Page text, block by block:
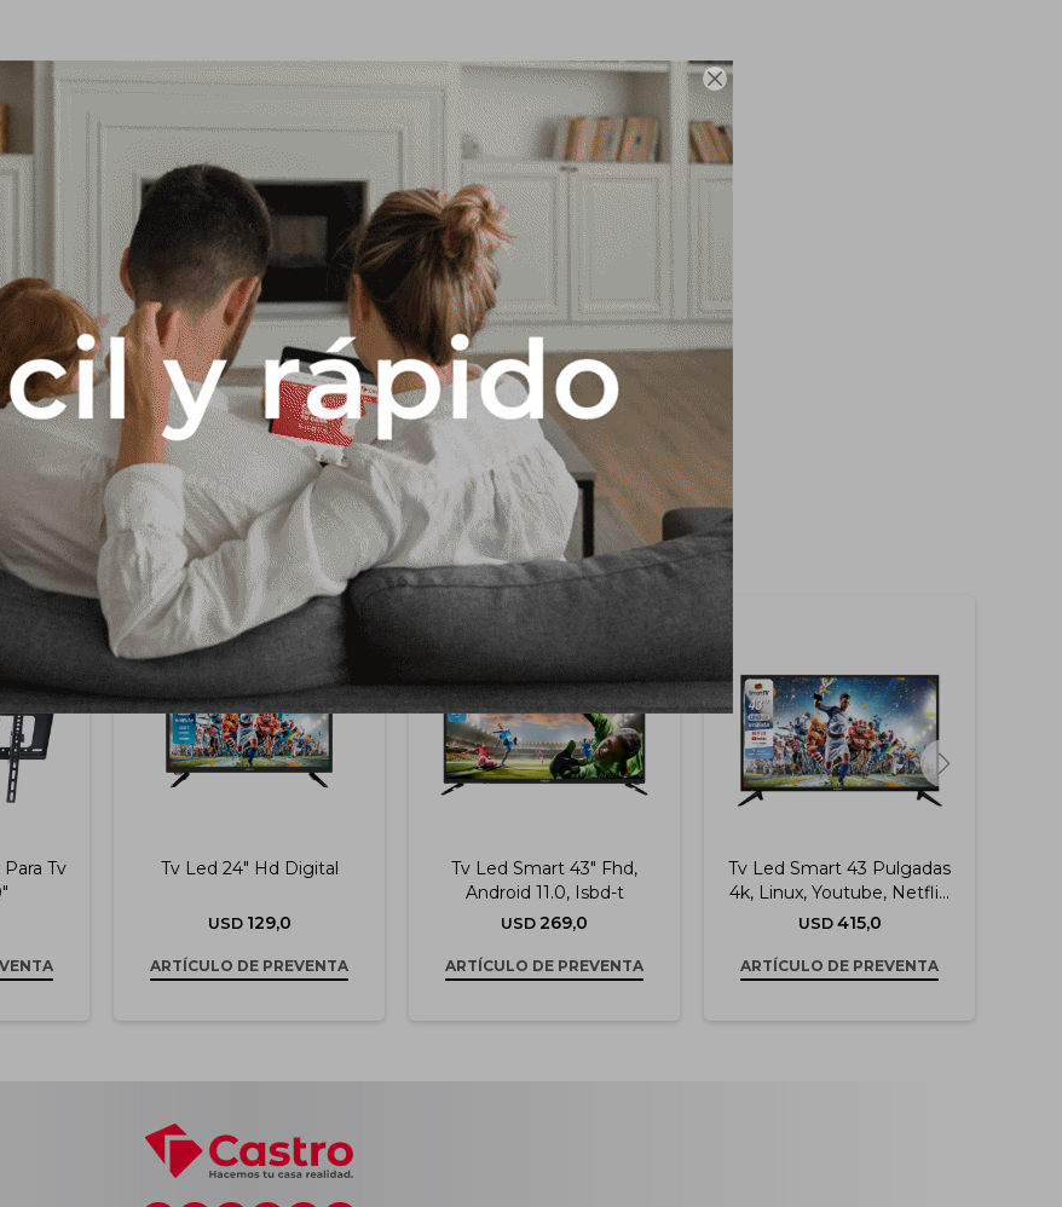

Descripción
INMEDIATO *CONFIRMAR STOCK DE PRODUCTO *CONSULTE FECHA DE
Resolución: 1.920 x 1.080 pixeles Sintonizador digital ISDB-T Wi-Fi incorporado
a Netflix, Youtube, Facebook, Twitter Navegador de internet HDMI x 3 USB 2.0
1 GB Flash: 8 Gb Sonido: 2 x 8 W Salida para auriculares Un año de garantía Medidas
21,1 cm Al.: 56,1 cm Medidas sin patas: An.: 90,6 cm Pr.: 8,1 cm Al.: 51,8 cm
Productos que te pueden interesar
Tv
Tv Led 24" Hd Digital
USD 129,0
ARTÍCULO DE PREVENTA
Tv Led Smart 43" Fhd,
Android 11.0, Isbd-t
USD 269,0
ARTÍCULO DE PREVENTA
Tv Led Smart 43 Pulgadas
4k, Linux, Youtube, Netflix,
Bluetooth, Isbd-t
USD 415,0
ARTÍCULO DE PREVENTA